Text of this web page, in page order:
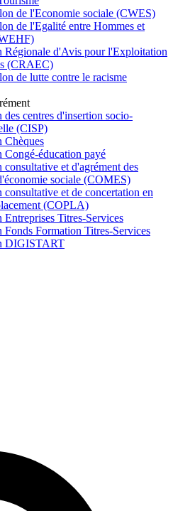
de l'Economie sociale (CWES)
de l'Egalité entre Hommes et
Régionale d'Avis pour l'Exploitation
(CRAEC)
de lutte contre le racisme
des centres d'insertion socio-
(CISP)
Chèques
Congé-éducation payé
consultative et d'agrément des
sociale (COMES)
consultative et de concertation en
(COPLA)
Entreprises Titres-Services
Fonds Formation Titres-Services
DIGISTART